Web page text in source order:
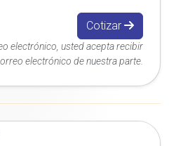
Cotizar
electrónico, usted acepta recibir
electrónico de nuestra parte.